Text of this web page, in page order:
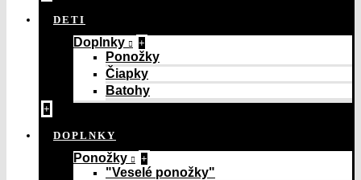
DETI
Doplnky +
Ponožky
Čiapky
Batohy
+
DOPLNKY
Ponožky +
"Veselé ponožky"